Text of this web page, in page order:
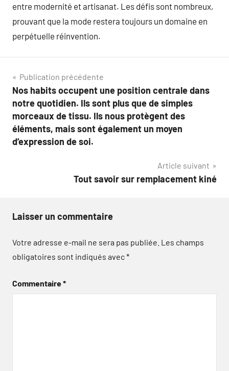
entre modernité et artisanat. Les défis sont nombreux,
prouvant que la mode restera toujours un domaine en
perpétuelle réinvention.
Navigation
de
l’article
Publication précédente
Nos habits occupent une position centrale dans
notre quotidien. Ils sont plus que de simples
morceaux de tissu. Ils nous protègent des
éléments, mais sont également un moyen
d’expression de soi.
Article suivant
Tout savoir sur remplacement kiné
Laisser un commentaire
Votre adresse e-mail ne sera pas publiée. Les champs
obligatoires sont indiqués avec*
Commentaire*